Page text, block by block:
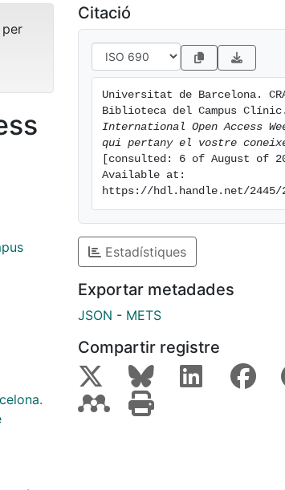
Citació
Universitat de Barcelona.
International Open Access
qui pertany el vostre
[consulted: 6 of August of
Available at:
https://hdl.handle.net/2445/
Estadístiques
Exportar metadades
JSON - METS
Compartir registre